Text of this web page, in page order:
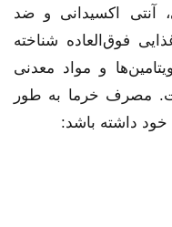
آنتی اکسیدانی و ضد
فوق‌العاده شناخته
و مواد معدنی
مصرف خرما به طور
خود داشته باشد: